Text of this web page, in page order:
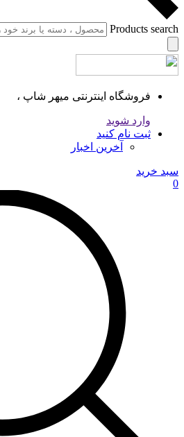
Products search
فروشگاه اینترنتی میهر شاپ ،
وارد شوید
ثبت نام کنید
آخرین اخبار
سبد خرید
0